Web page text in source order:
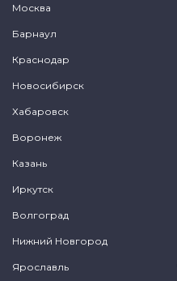
Москва
Барнаул
Краснодар
Новосибирск
Хабаровск
Воронеж
Казань
Иркутск
Волгоград
Нижний Новгород
Ярославль